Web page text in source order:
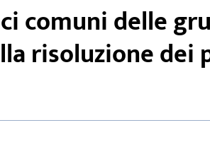
comuni delle
risoluzione dei